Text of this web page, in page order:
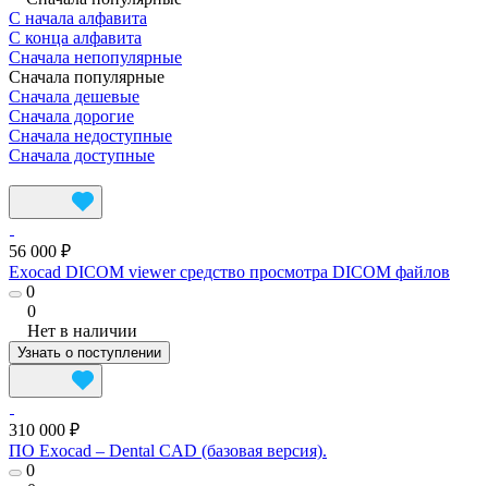
С начала алфавита
С конца алфавита
Сначала непопулярные
Сначала популярные
Сначала дешевые
Сначала дорогие
Сначала недоступные
Сначала доступные
56 000 ₽
Exocad DICOM viewer средство просмотра DICOM файлов
0
0
Нет в наличии
Узнать о поступлении
310 000 ₽
ПО Exocad – Dental CAD (базовая версия).
0